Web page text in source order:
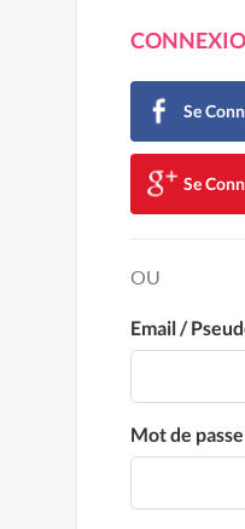
Se
Se
OU
Email /
Mot de passe